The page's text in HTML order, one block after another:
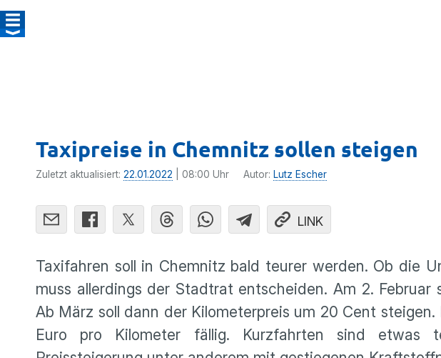
Taxipreise in Chemnitz sollen steigen
Zuletzt aktualisiert: 22.01.2022 | 08:00 Uhr Autor: Lutz Escher
LINK
Taxifahren soll in Chemnitz bald teurer werden. Ob die
muss allerdings der Stadtrat entscheiden. Am 2.
Ab März soll dann der Kilometerpreis um 20 Cent
Euro pro Kilometer fällig. Kurzfahrten sind etwas